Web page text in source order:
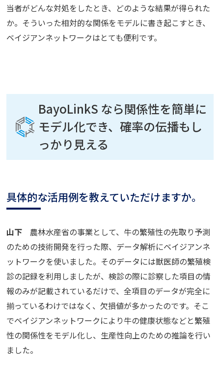
当者がどんな対処をしたとき、どのような結果が得られた
か。そういった相対的な関係をモデルに書き起こすとき、
ベイジアンネットワークはとても便利です。
BayoLinkS なら関係性を簡単に
モデル化でき、確率の伝播もし
っかり見える
具体的な活用例を教えていただけますか。
山下 農林水産省の事業として、牛の繁殖性の先取り予測
のための技術開発を行った際、データ解析にベイジアンネ
ットワークを使いました。そのデータには獣医師の繁殖検
診の記録を利用しましたが、検診の際に診察した項目の情
報のみが記載されているだけで、全項目のデータが完全に
揃っているわけではなく、欠損値が多かったのです。そこ
でベイジアンネットワークにより牛の健康状態などと繁殖
性の関係性をモデル化し、生産性向上のための推論を行い
ました。